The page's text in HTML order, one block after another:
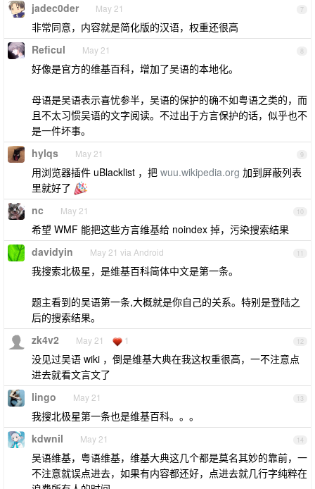
7
jadec0der May 21
非常同意，内容就是简化版的汉语，权重还很高
8
Reficul May 21
好像是官方的维基百科，增加了吴语的本地化。
母语是吴语表示喜忧参半，吴语的保护的确不如粤语之类的，而
且不太习惯吴语的文字阅读。不过出于方言保护的话，似乎也不
是一件坏事。
9
hylqs May 21
用浏览器插件 uBlacklist ，把 wuu.wikipedia.org 加到屏蔽列表
里就好了
10
nc May 21
希望 WMF 能把这些方言维基给 noindex 掉，污染搜索结果
11
davidyin May 21 via Android
我搜索北极星，是维基百科简体中文是第一条。
题主看到的吴语第一条,大概就是你自己的关系。特别是登陆之
后的搜索结果。
12
zk4v2 May 21 1
没见过吴语 wiki ，倒是维基大典在我这权重很高，一不注意点
进去就看文言文了
13
lingo May 21
我搜北极星第一条也是维基百科。。。
14
kdwnil May 21
吴语维基，粤语维基，维基大典这几个都是莫名其妙的靠前，一
不注意就误点进去，如果有内容都还好，点进去就几行字纯粹在